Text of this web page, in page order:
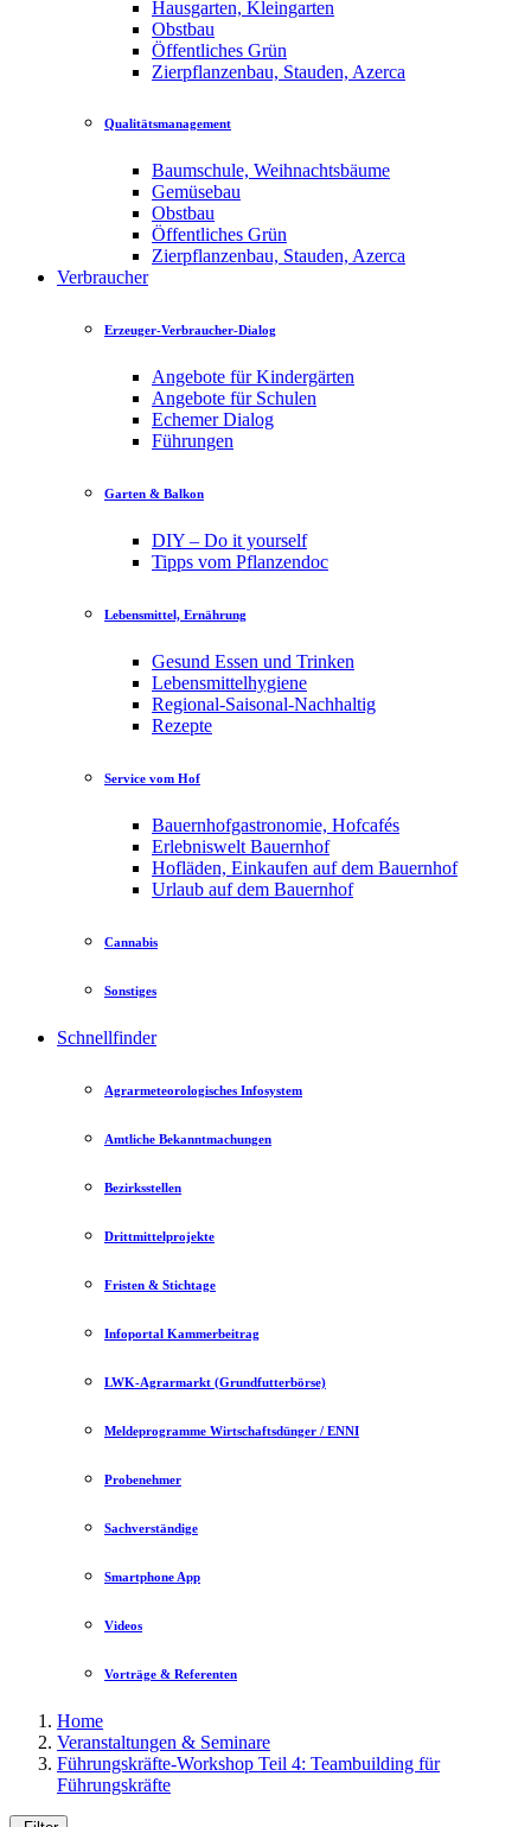
Hausgarten, Kleingarten
Obstbau
Öffentliches Grün
Zierpflanzenbau, Stauden, Azerca
Qualitätsmanagement
Baumschule, Weihnachtsbäume
Gemüsebau
Obstbau
Öffentliches Grün
Zierpflanzenbau, Stauden, Azerca
Verbraucher
Erzeuger-Verbraucher-Dialog
Angebote für Kindergärten
Angebote für Schulen
Echemer Dialog
Führungen
Garten & Balkon
DIY – Do it yourself
Tipps vom Pflanzendoc
Lebensmittel, Ernährung
Gesund Essen und Trinken
Lebensmittelhygiene
Regional-Saisonal-Nachhaltig
Rezepte
Service vom Hof
Bauernhofgastronomie, Hofcafés
Erlebniswelt Bauernhof
Hofläden, Einkaufen auf dem Bauernhof
Urlaub auf dem Bauernhof
Cannabis
Sonstiges
Schnellfinder
Agrarmeteorologisches Infosystem
Amtliche Bekanntmachungen
Bezirksstellen
Drittmittelprojekte
Fristen & Stichtage
Infoportal Kammerbeitrag
LWK-Agrarmarkt (Grundfutterbörse)
Meldeprogramme Wirtschaftsdünger / ENNI
Probenehmer
Sachverständige
Smartphone App
Videos
Vorträge & Referenten
Home
Veranstaltungen & Seminare
Führungskräfte-Workshop Teil 4: Teambuilding für
Führungskräfte